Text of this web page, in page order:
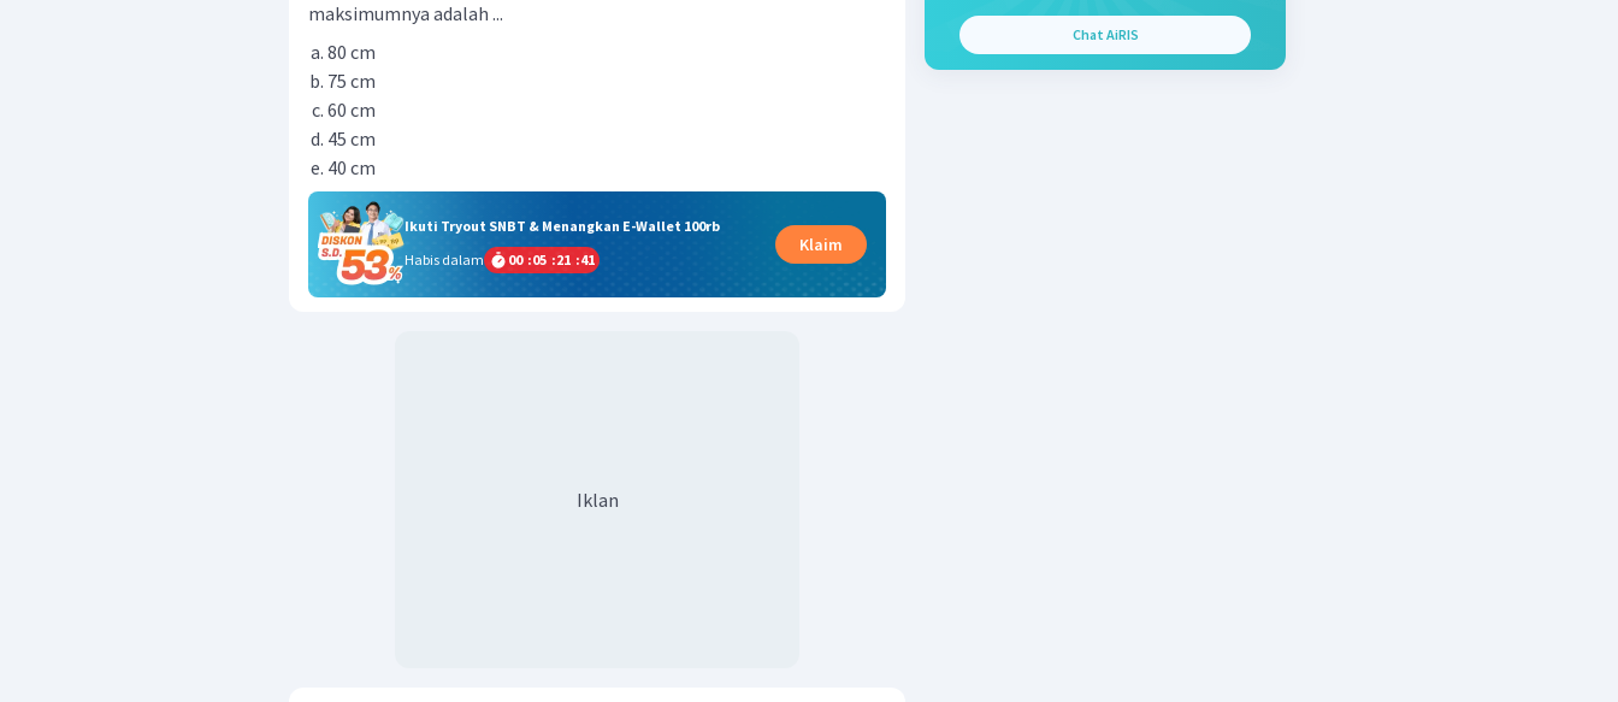
maksimumnya adalah ...
80 cm
75 cm
60 cm
45 cm
40 cm
Ikuti Tryout SNBT & Menangkan E-Wallet 100rb
Habis dalam
00 :05 :21 :40
Klaim
Iklan
Chat AiRIS